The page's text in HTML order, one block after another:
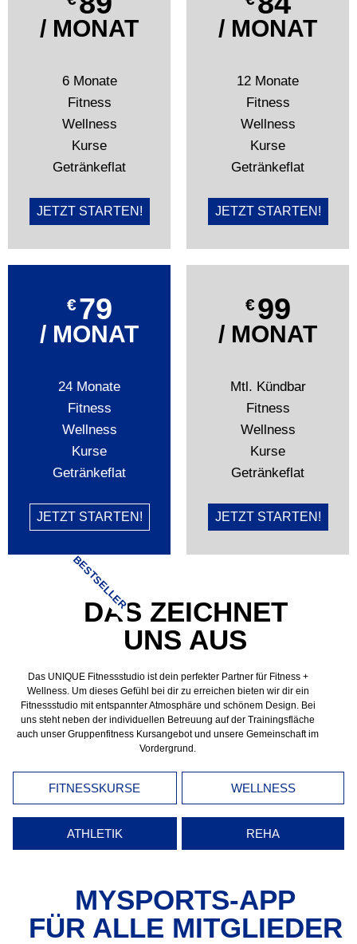
/ MONAT
6 Monate
Fitness
Wellness
Kurse
Getränkeflat
JETZT STARTEN!
/ MONAT
12 Monate
Fitness
Wellness
Kurse
Getränkeflat
JETZT STARTEN!
€79
/ MONAT
24 Monate
Fitness
Wellness
Kurse
Getränkeflat
JETZT STARTEN!
BESTSELLER
€99
/ MONAT
Mtl. Kündbar
Fitness
Wellness
Kurse
Getränkeflat
JETZT STARTEN!
DAS ZEICHNET
UNS AUS
Das UNIQUE Fitnessstudio ist dein perfekter Partner für Fitness +
Wellness. Um dieses Gefühl bei dir zu erreichen bieten wir dir ein
Fitnessstudio mit entspannter Atmosphäre und schönem Design. Bei
uns steht neben der individuellen Betreuung auf der Trainingsfläche
auch unser Gruppenfitness Kursangebot und unsere Gemeinschaft im
Vordergrund.
FITNESSKURSE WELLNESS
ATHLETIK REHA
MYSPORTS-APP
FÜR ALLE MITGLIEDER